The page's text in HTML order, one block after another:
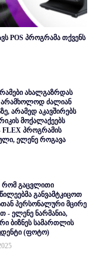
POS პროგრამა თქვენს
ახალგაზრდას
არამხოლოდ ძალიან
არამედ აკავშირებს
მოქალაქეებს
პროგრამის
ელენე როგავა
რომ გაცვლითი
განვამტკიცოთ
პერსონალური მცირე
- ელენე ნარმანია,
ბიზნეს სამართლის
(ფოტო)